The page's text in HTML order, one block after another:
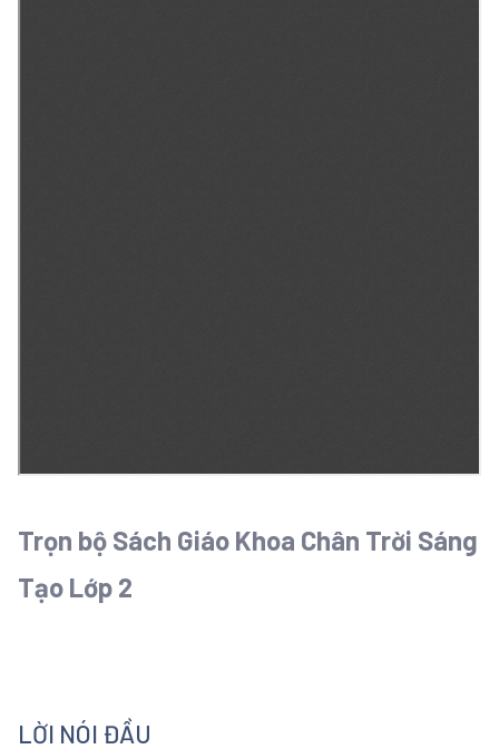
Trọn bộ Sách Giáo Khoa Chân Trời Sáng
Tạo Lớp 2
LỜI NÓI ĐẦU